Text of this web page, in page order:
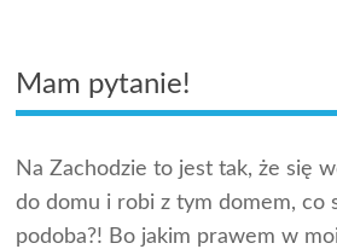
Mam pytanie!
Na Zachodzie to jest tak, że się
do domu i robi z tym domem, co
podoba?! Bo jakim prawem w